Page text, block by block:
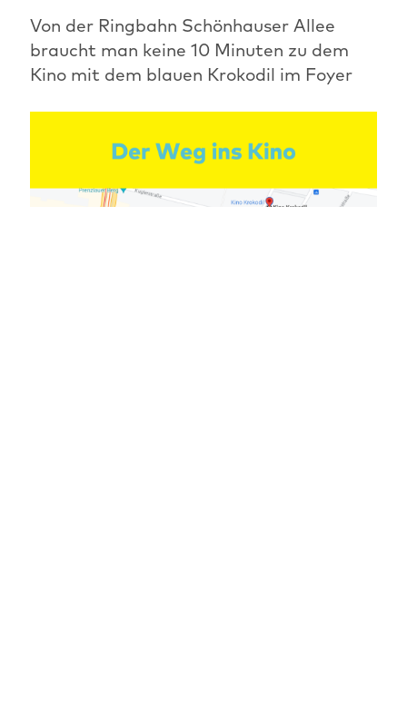
Von der Ringbahn Schönhauser Allee
braucht man keine 10 Minuten zu dem
Kino mit dem blauen Krokodil im Foyer